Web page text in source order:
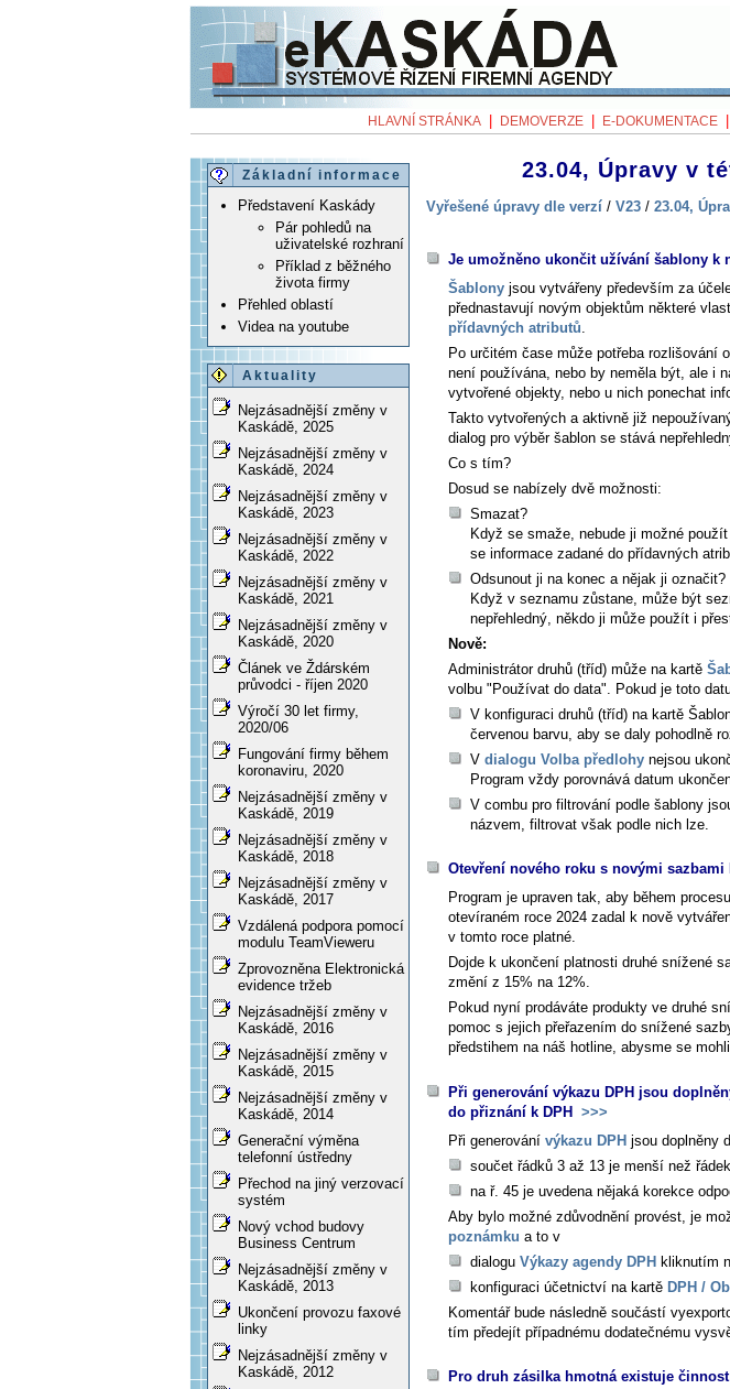
HLAVNÍ STRÁNKA DEMOVERZE E-DOKUMENTACE
Základní informace
Představení Kaskády
Pár pohledů na
uživatelské rozhraní
Příklad z běžného
života firmy
Přehled oblastí
Videa na youtube
Aktuality
Nejzásadnější změny v
Kaskádě, 2025
Nejzásadnější změny v
Kaskádě, 2024
Nejzásadnější změny v
Kaskádě, 2023
Nejzásadnější změny v
Kaskádě, 2022
Nejzásadnější změny v
Kaskádě, 2021
Nejzásadnější změny v
Kaskádě, 2020
Článek ve Ždárském
průvodci - říjen 2020
Výročí 30 let firmy,
2020/06
Fungování firmy během
koronaviru, 2020
Nejzásadnější změny v
Kaskádě, 2019
Nejzásadnější změny v
Kaskádě, 2018
Nejzásadnější změny v
Kaskádě, 2017
Vzdálená podpora pomocí
modulu TeamVieweru
Zprovozněna Elektronická
evidence tržeb
Nejzásadnější změny v
Kaskádě, 2016
Nejzásadnější změny v
Kaskádě, 2015
Nejzásadnější změny v
Kaskádě, 2014
Generační výměna
telefonní ústředny
Přechod na jiný verzovací
systém
Nový vchod budovy
Business Centrum
Nejzásadnější změny v
Kaskádě, 2013
Ukončení provozu faxové
linky
Nejzásadnější změny v
Kaskádě, 2012
23.04, Úpravy v
Vyřešené úpravy dle verzí / V23 / 23.04,
Je umožněno ukončit užívání šablony k
Šablony jsou vytvářeny především za
přednastavují novým objektům některé
přídavných atributů.
Po určitém čase může potřeba rozlišování
není používána, nebo by neměla být, ale i
vytvořené objekty, nebo u nich ponechat
Takto vytvořených a aktivně již
dialog pro výběr šablon se stává
Co s tím?
Dosud se nabízely dvě možnosti:
Smazat?
Když se smaže, nebude ji možné
se informace zadané do přídavných
Odsunout ji na konec a nějak ji označit?
Když v seznamu zůstane, může být
nepřehledný, někdo ji může použít i
Nově:
Administrátor druhů (tříd) může na kartě
volbu "Používat do data". Pokud je toto
V konfiguraci druhů (tříd) na kartě
červenou barvu, aby se daly pohodlně
V dialogu Volba předlohy nejsou
Program vždy porovnává datum
V combu pro filtrování podle šablony
názvem, filtrovat však podle nich lze.
Otevření nového roku s novými sazbami
Program je upraven tak, aby během procesu
otevíraném roce 2024 zadal k nově
v tomto roce platné.
Dojde k ukončení platnosti druhé snížené
změní z 15% na 12%.
Pokud nyní prodáváte produkty ve druhé
pomoc s jejich přeřazením do snížené
předstihem na náš hotline, abysme se
Při generování výkazu DPH jsou
do přiznání k DPH >>>
Při generování výkazu DPH jsou doplněny
součet řádků 3 až 13 je menší než
na ř. 45 je uvedena nějaká korekce
Aby bylo možné zdůvodnění provést, je
poznámku a to v
dialogu Výkazy agendy DPH kliknutím
konfiguraci účetnictví na kartě DPH /
Komentář bude následně součástí
tím předejít případnému dodatečnému
Pro druh zásilka hmotná existuje